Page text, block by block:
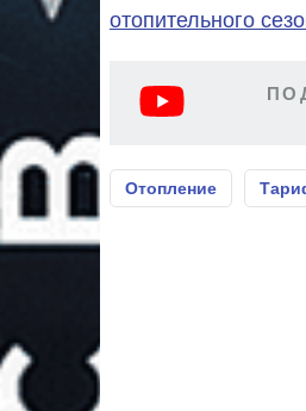
отопительного
Отопление